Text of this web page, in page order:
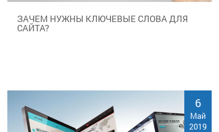
ЗАЧЕМ НУЖНЫ КЛЮЧЕВЫЕ СЛОВА ДЛЯ
САЙТА?
6
Май
2019